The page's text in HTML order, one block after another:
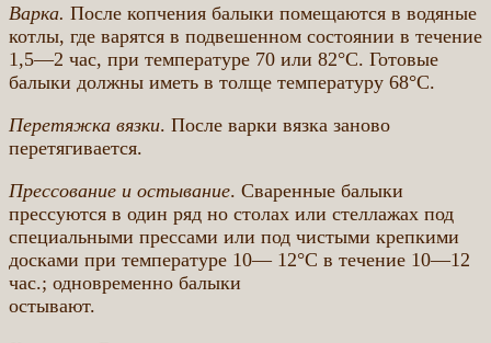
Варка. После копчения балыки помещаются в водяные
котлы, где варятся в подвешенном состоянии в течение
1,5—2 час, при температуре 70 или 82°С. Готовые
балыки должны иметь в толще температуру 68°С.
Перетяжка вязки. После варки вязка заново
перетягивается.
Прессование и остывание. Сваренные балыки
прессуются в один ряд но столах или стеллажах под
специальными прессами или под чистыми крепкими
досками при температуре 10— 12°С в течение 10—12
час.; одновременно балыки
остывают.